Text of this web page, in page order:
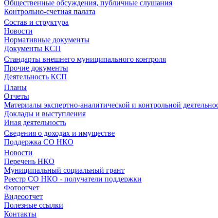
Общественные обсуждения, публичные слушания
Контрольно-счетная палата
Состав и структура
Новости
Нормативные документы
Документы КСП
Стандарты внешнего муниципального контроля
Прочие документы
Деятельность КСП
Планы
Отчеты
Материалы экспертно-аналитической и контрольной
Доклады и выступления
Иная деятельность
Сведения о доходах и имуществе
Поддержка СО НКО
Новости
Перечень НКО
Муниципальный социальный грант
Реестр СО НКО - получатели поддержки
Фотоотчет
Видеоотчет
Полезные ссылки
Контакты